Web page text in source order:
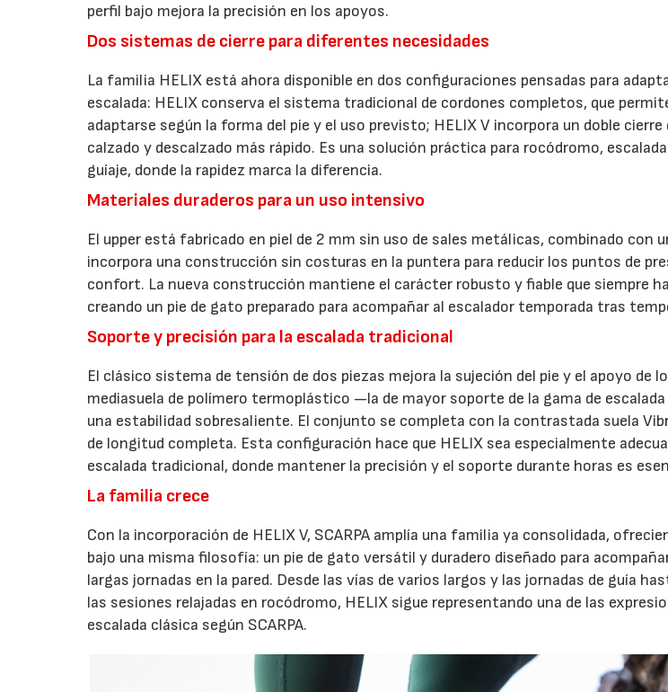
perfil bajo mejora la precisión en los apoyos.
Dos sistemas de cierre para diferentes necesidades
La familia HELIX está ahora disponible en dos configuraciones pensadas para
escalada: HELIX conserva el sistema tradicional de cordones completos, que
adaptarse según la forma del pie y el uso previsto; HELIX V incorpora un doble
calzado y descalzado más rápido. Es una solución práctica para rocódromo,
guíaje, donde la rapidez marca la diferencia.
Materiales duraderos para un uso intensivo
El upper está fabricado en piel de 2 mm sin uso de sales metálicas, combinado con
incorpora una construcción sin costuras en la puntera para reducir los puntos de
confort. La nueva construcción mantiene el carácter robusto y fiable que siempre
creando un pie de gato preparado para acompañar al escalador temporada tras
Soporte y precisión para la escalada tradicional
El clásico sistema de tensión de dos piezas mejora la sujeción del pie y el apoyo de
mediasuela de polímero termoplástico —la de mayor soporte de la gama de
una estabilidad sobresaliente. El conjunto se completa con la contrastada suela
de longitud completa. Esta configuración hace que HELIX sea especialmente
escalada tradicional, donde mantener la precisión y el soporte durante horas es
La familia crece
Con la incorporación de HELIX V, SCARPA amplía una familia ya consolidada,
bajo una misma filosofía: un pie de gato versátil y duradero diseñado para
largas jornadas en la pared. Desde las vías de varios largos y las jornadas de guía
las sesiones relajadas en rocódromo, HELIX sigue representando una de las
escalada clásica según SCARPA.